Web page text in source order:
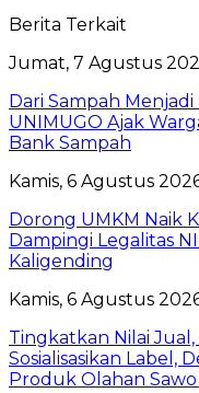
Berita Terkait
Jumat, 7 Agustus
Dari Sampah
UNIMUGO Ajak
Bank Sampah
Kamis, 6 Agustus
Dorong UMKM Naik
Dampingi Legalitas
Kaligending
Kamis, 6 Agustus
Tingkatkan Nilai Jual,
Sosialisasikan Label,
Produk Olahan